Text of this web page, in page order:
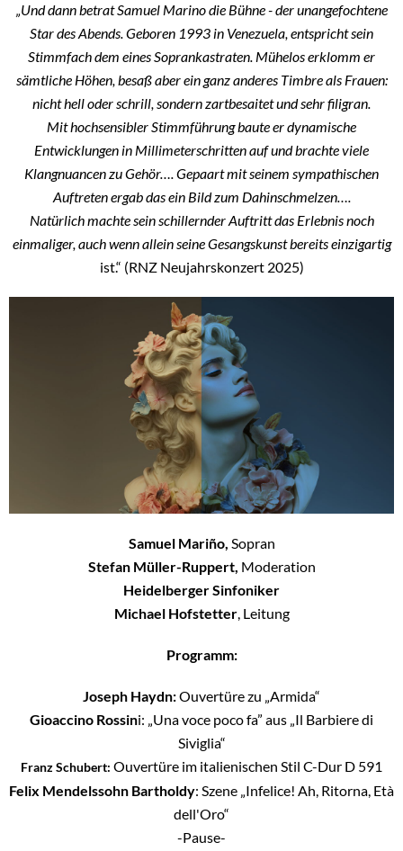
„Und dann betrat Samuel Marino die Bühne - der unangefochtene
Star des Abends. Geboren 1993 in Venezuela, entspricht sein
Stimmfach dem eines Soprankastraten. Mühelos erklomm er
sämtliche Höhen, besaß aber ein ganz anderes Timbre als Frauen:
nicht hell oder schrill, sondern zartbesaitet und sehr filigran.
Mit hochsensibler Stimmführung baute er dynamische
Entwicklungen in Millimeterschritten auf und brachte viele
Klangnuancen zu Gehör…. Gepaart mit seinem sympathischen
Auftreten ergab das ein Bild zum Dahinschmelzen….
Natürlich machte sein schillernder Auftritt das Erlebnis noch
einmaliger, auch wenn allein seine Gesangskunst bereits einzigartig
ist.“ (RNZ Neujahrskonzert 2025)
Samuel Mariño, Sopran
Stefan Müller-Ruppert, Moderation
Heidelberger Sinfoniker
Michael Hofstetter, Leitung
Programm:
Joseph Haydn:Ouvertüre zu „Armida“
Gioaccino Rossini: „Una voce poco fa” aus „Il Barbiere di
Siviglia“
Franz Schubert: Ouvertüre im italienischen Stil C-Dur D 591
Felix Mendelssohn Bartholdy: Szene „Infelice! Ah, Ritorna, Età
dell'Oro“
-Pause-